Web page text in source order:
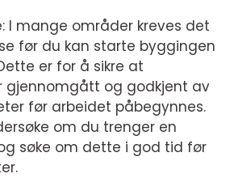
I mange områder kreves det
før du kan starte byggingen
er for å sikre at
gjennomgått og godkjent av
før arbeidet påbegynnes.
om du trenger en
søke om dette i god tid før